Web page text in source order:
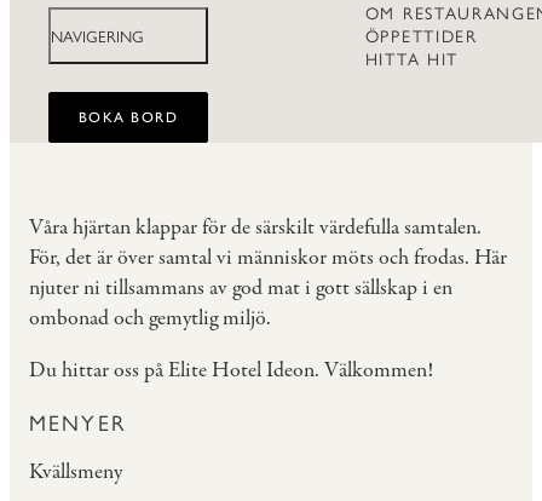
NAVIGERING
OM
ÖPPETTIDER
HITTA HIT
BOKA BORD
Våra hjärtan klappar för de särskilt värdefulla samtalen.
För, det är över samtal vi människor möts och frodas. Här
njuter ni tillsammans av god mat i gott sällskap i en
ombonad och gemytlig miljö.
Du hittar oss påElite Hotel Ideon. Välkommen!
MENYER
Kvällsmeny